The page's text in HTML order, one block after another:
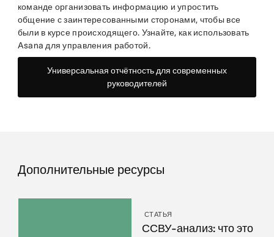
команде организовать информацию и упростить
общение с заинтересованными сторонами, чтобы все
были в курсе происходящего. Узнайте, как использовать
Asana для управления работой.
Универсальная отчётность для современных
руководителей
Дополнительные ресурсы
СТАТЬЯ
ССВУ-анализ: что это